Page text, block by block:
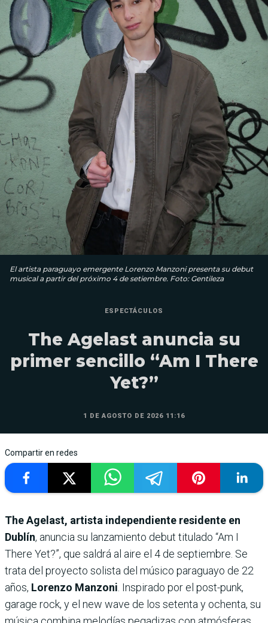
El artista paraguayo emergente Lorenzo Manzoni presenta su debut
musical a partir del próximo 4 de setiembre. Foto: Gentileza
ESPECTÁCULOS
The Agelast anuncia su
primer sencillo “Am I There
Yet?”
1 DE AGOSTO DE 2026 11:16
Compartir en redes
The Agelast, artista independiente residente en
Dublín, anuncia su lanzamiento debut titulado “Am I
There Yet?”, que saldrá al aire el 4 de septiembre. Se
trata del proyecto solista del músico paraguayo de 22
años, Lorenzo Manzoni. Inspirado por el post-punk,
garage rock, y el new wave de los setenta y ochenta, su